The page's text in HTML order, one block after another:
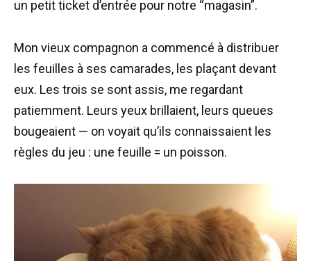
un petit ticket d’entrée pour notre “magasin”.
Mon vieux compagnon a commencé à distribuer
les feuilles à ses camarades, les plaçant devant
eux. Les trois se sont assis, me regardant
patiemment. Leurs yeux brillaient, leurs queues
bougeaient — on voyait qu’ils connaissaient les
règles du jeu : une feuille = un poisson.